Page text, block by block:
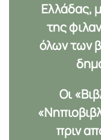
Ελλάδας,
της
όλων των
Οι
πριν